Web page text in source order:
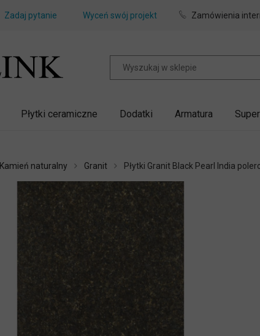
Zadaj pytanie Wyceń swój projekt Zamówienia
Płytki ceramiczne Dodatki Armatura
Kamień naturalny Granit Płytki Granit Black Pearl India